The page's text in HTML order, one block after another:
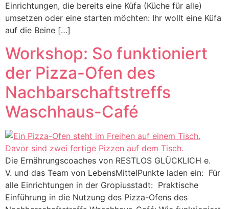
Einrichtungen, die bereits eine Küfa (Küche für alle)
umsetzen oder eine starten möchten: Ihr wollt eine Küfa
auf die Beine […]
Workshop: So funktioniert
der Pizza-Ofen des
Nachbarschaftstreffs
Waschhaus-Café
Die Ernährungscoaches von RESTLOS GLÜCKLICH e.
V. und das Team von LebensMittelPunkte laden ein: Für
alle Einrichtungen in der Gropiusstadt: Praktische
Einführung in die Nutzung des Pizza-Ofens des